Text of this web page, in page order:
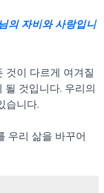
의 자비와 사랑입니
것이 다르게 여겨질
될 것입니다. 우리의
습니다.
우리 삶을 바꾸어